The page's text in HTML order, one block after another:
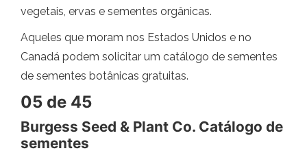
vegetais, ervas e sementes orgânicas.
Aqueles que moram nos Estados Unidos e no
Canadá podem solicitar um catálogo de sementes
de sementes botânicas gratuitas.
05 de 45
Burgess Seed & Plant Co. Catálogo de
sementes